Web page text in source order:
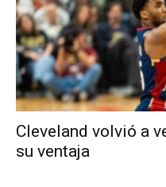
Cleveland volvió a
su ventaja